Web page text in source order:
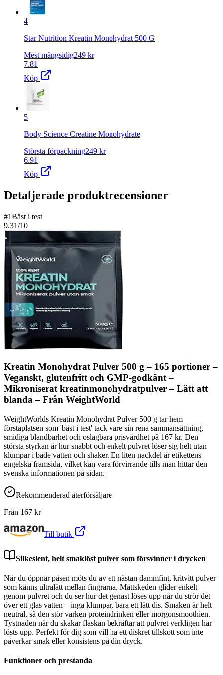
4
Star Nutrition Kreatin Monohydrat 500 G
Mest mångsidig249 kr
7.81
Köp
5
Body Science Creatine Monohydrate
Största förpackning249 kr
6.91
Köp
Detaljerade produktrecensioner
#1Bäst i test
9.31/10
Kreatin Monohydrat Pulver 500 g – 165 portioner –
Veganskt, glutenfritt och GMP-godkänt –
Mikroniserat kreatinmonohydratpulver – Lätt att
blanda – Från WeightWorld
WeightWorlds Kreatin Monohydrat Pulver 500 g tar hem
förstaplatsen som 'bäst i test' tack vare sin rena sammansättning,
smidiga blandbarhet och oslagbara prisvärdhet på 167 kr. Den
största styrkan är hur snabbt och enkelt pulvret löser sig helt utan
klumpar i både vatten och shaker. En liten nackdel är etikettens
engelska framsida, vilket kan vara förvirrande tills man hittar den
svenska informationen på sidan.
Rekommenderad återförsäljare
Från 167 kr
Till butik
Silkeslent, helt smaklöst pulver som försvinner i drycken
När du öppnar påsen möts du av ett nästan dammfint, kritvitt pulver
som känns ultralätt mellan fingrarna. Måttskeden glider enkelt
genom pulvret och du ser hur det genast löses upp när du strör det
över ett glas vatten – inga klumpar, bara ett lätt dis. Smaken är helt
neutral, så den stör varken proteindrinken eller morgonsmoothien.
Tystnaden när du skakar flaskan bekräftar att pulvret verkligen har
lösts upp. Perfekt för dig som vill ha ett diskret tillskott som inte
påverkar smak eller konsistens på din dryck.
Funktioner och prestanda